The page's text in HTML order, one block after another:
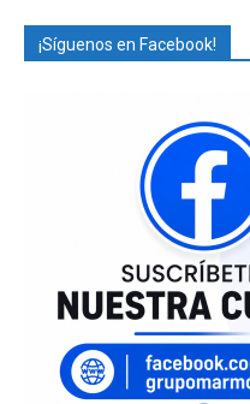
¡Síguenos en Facebook!